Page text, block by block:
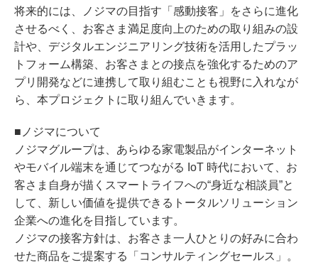
将来的には、ノジマの目指す「感動接客」をさらに進化
させるべく、お客さま満足度向上のための取り組みの設
計や、デジタルエンジニアリング技術を活用したプラッ
トフォーム構築、お客さまとの接点を強化するためのア
プリ開発などに連携して取り組むことも視野に入れなが
ら、本プロジェクトに取り組んでいきます。
■ノジマについて
ノジマグループは、あらゆる家電製品がインターネット
やモバイル端末を通じてつながる IoT 時代において、お
客さま自身が描くスマートライフへの“身近な相談員”と
して、新しい価値を提供できるトータルソリューション
企業への進化を目指しています。
ノジマの接客方針は、お客さま一人ひとりの好みに合わ
せた商品をご提案する「コンサルティングセールス」。